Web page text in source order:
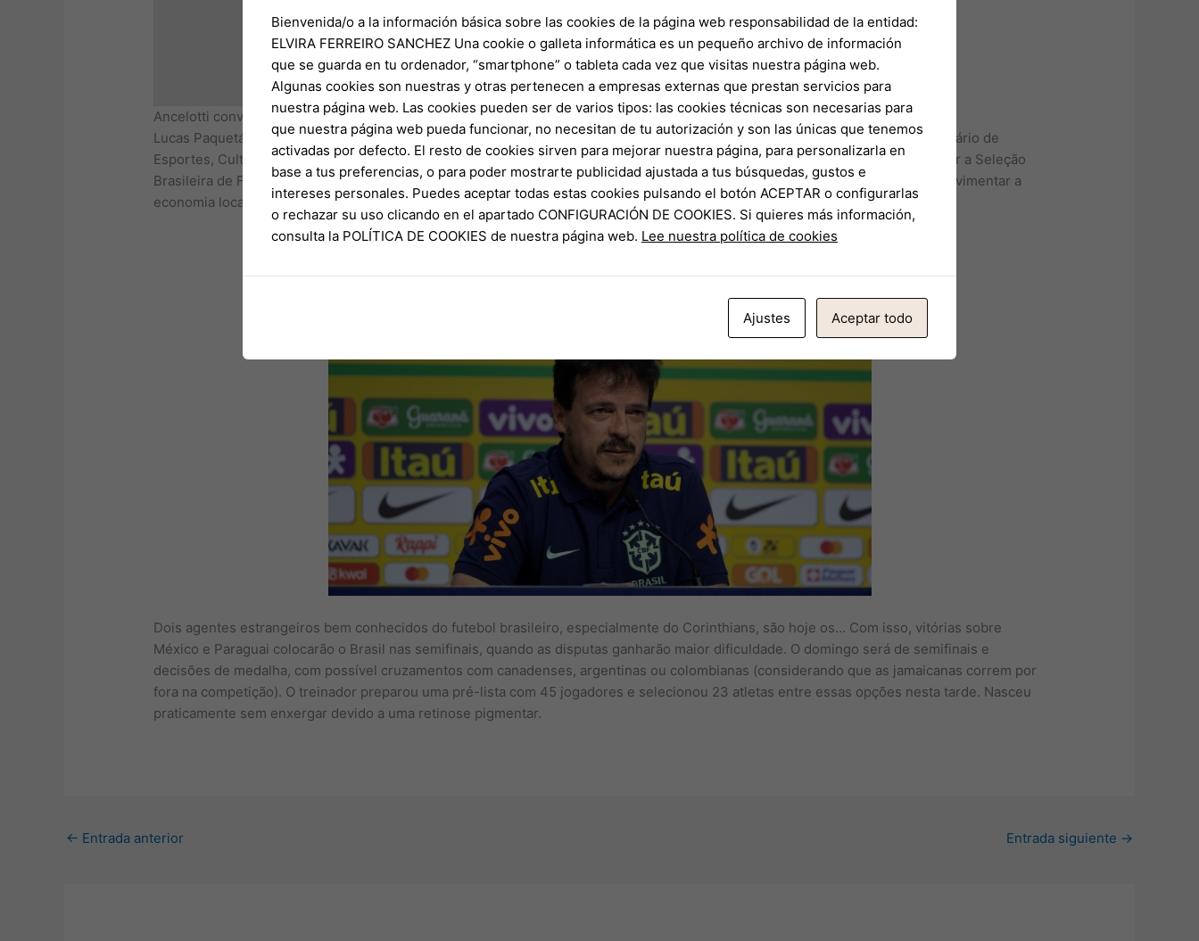
Ancelotti convoca seleção sem Neymar; confira a lista
Lucas Paquetá já recebeu ligações da cúpula da seleção brasileira para comemorar a sua absolvição na investigação… O Secretário de
Esportes, Cultura e Lazer, Luizbrasil x chile Vicente Paglia Junior, destacou a importância do evento para o município. “Receber a Seleção
Brasileira de Futsal Feminino e sediar um torneio internacional deste porte é motivo de orgulho para nossa cidade. Além de movimentar a
economia local, colocamos Xanxerê mais uma vez em destaque no cenário esportivo nacional e internacional”, afirmou.
Dois agentes estrangeiros bem conhecidos do futebol brasileiro, especialmente do Corinthians, são hoje os… Com isso, vitórias sobre
México e Paraguai colocarão o Brasil nas semifinais, quando as disputas ganharão maior dificuldade. O domingo será de semifinais e
decisões de medalha, com possível cruzamentos com canadenses, argentinas ou colombianas (considerando que as jamaicanas correm por
fora na competição). O treinador preparou uma pré-lista com 45 jogadores e selecionou 23 atletas entre essas opções nesta tarde. Nasceu
praticamente sem enxergar devido a uma retinose pigmentar.
← Entrada anterior Entrada siguiente →
Bienvenida/o a la información básica sobre las cookies de la página web responsabilidad de la entidad:
ELVIRA FERREIRO SANCHEZ Una cookie o galleta informática es un pequeño archivo de información
que se guarda en tu ordenador, “smartphone” o tableta cada vez que visitas nuestra página web.
Algunas cookies son nuestras y otras pertenecen a empresas externas que prestan servicios para
nuestra página web. Las cookies pueden ser de varios tipos: las cookies técnicas son necesarias para
que nuestra página web pueda funcionar, no necesitan de tu autorización y son las únicas que tenemos
activadas por defecto. El resto de cookies sirven para mejorar nuestra página, para personalizarla en
base a tus preferencias, o para poder mostrarte publicidad ajustada a tus búsquedas, gustos e
intereses personales. Puedes aceptar todas estas cookies pulsando el botón ACEPTAR o configurarlas
o rechazar su uso clicando en el apartado CONFIGURACIÓN DE COOKIES. Si quieres más información,
consulta la POLÍTICA DE COOKIES de nuestra página web. Lee nuestra política de cookies
Ajustes Aceptar todo